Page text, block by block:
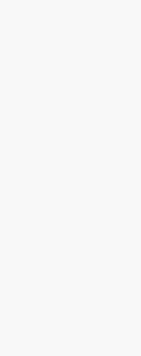
的“非天才”拼图